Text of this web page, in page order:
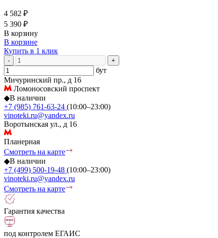
4 582 ₽
5 390 ₽
В корзину
В корзине
Купить в 1 клик
- +
бут
Мичуринский пр., д 16
Ломоносовский проспект
◆В наличии
+7 (985) 761-63-24 (10:00–23:00)
vinoteki.ru@yandex.ru
Воротынская ул., д 16
Планерная
Смотреть на карте
◆В наличии
+7 (499) 500-19-48 (10:00–23:00)
vinoteki.ru@yandex.ru
Смотреть на карте
Гарантия качества
под контролем ЕГАИС